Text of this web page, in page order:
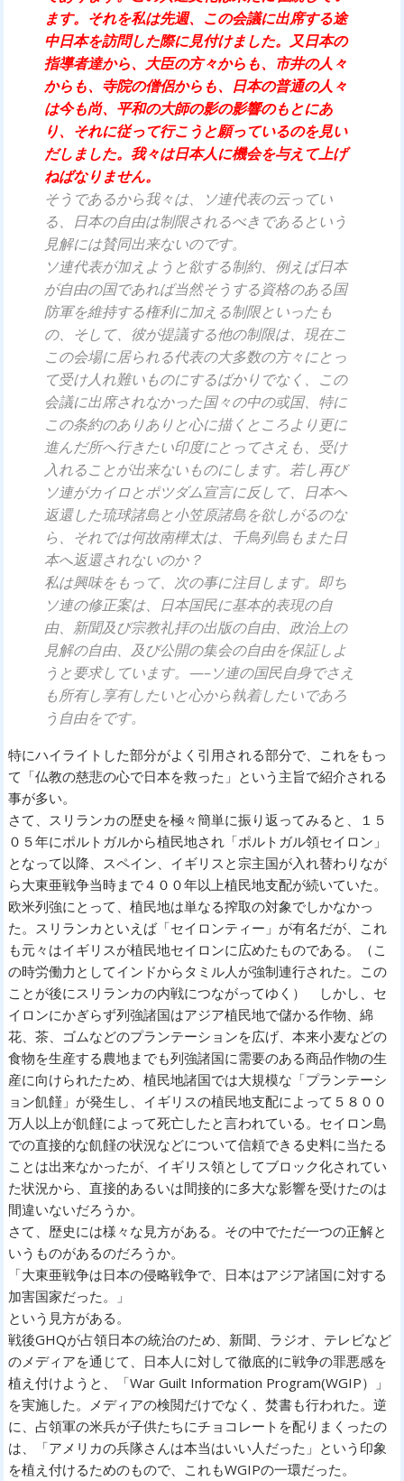
ます。それを私は先週、この会議に出席する途
中日本を訪問した際に見付けました。又日本の
指導者達から、大臣の方々からも、市井の人々
からも、寺院の僧侶からも、日本の普通の人々
は今も尚、平和の大師の影の影響のもとにあ
り、それに従って行こうと願っているのを見い
だしました。我々は日本人に機会を与えて上げ
ねばなりません。
そうであるから我々は、ソ連代表の云ってい
る、日本の自由は制限されるべきであるという
見解には賛同出来ないのです。
ソ連代表が加えようと欲する制約、例えば日本
が自由の国であれば当然そうする資格のある国
防軍を維持する権利に加える制限といったも
の、そして、彼が提議する他の制限は、現在こ
この会場に居られる代表の大多数の方々にとっ
て受け人れ難いものにするばかりでなく、この
会議に出席されなかった国々の中の或国、特に
この条約のありありと心に描くところより更に
進んだ所へ行きたい印度にとってさえも、受け
入れることが出来ないものにします。若し再び
ソ連がカイロとポツダム宣言に反して、日本へ
返還した琉球諸島と小笠原諸島を欲しがるのな
ら、それでは何故南樺太は、千鳥列島もまた日
本へ返還されないのか？
私は興味をもって、次の事に注目します。即ち
ソ連の修正案は、日本国民に基本的表現の自
由、新聞及び宗教礼拝の出版の自由、政治上の
見解の自由、及び公開の集会の自由を保証しよ
うと要求しています。—–ソ連の国民自身でさえ
も所有し享有したいと心から執着したいであろ
う自由をです。
特にハイライトした部分がよく引用される部分で、これをもっ
て「仏教の慈悲の心で日本を救った」という主旨で紹介される
事が多い。
さて、スリランカの歴史を極々簡単に振り返ってみると、１５
０５年にポルトガルから植民地され「ポルトガル領セイロン」
となって以降、スペイン、イギリスと宗主国が入れ替わりなが
ら大東亜戦争当時まで４００年以上植民地支配が続いていた。
欧米列強にとって、植民地は単なる搾取の対象でしかなかっ
た。スリランカといえば「セイロンティー」が有名だが、これ
も元々はイギリスが植民地セイロンに広めたものである。（こ
の時労働力としてインドからタミル人が強制連行された。この
ことが後にスリランカの内戦につながってゆく） しかし、セ
イロンにかぎらず列強諸国はアジア植民地で儲かる作物、綿
花、茶、ゴムなどのプランテーションを広げ、本来小麦などの
食物を生産する農地までも列強諸国に需要のある商品作物の生
産に向けられたため、植民地諸国では大規模な「プランテーシ
ョン飢饉」が発生し、イギリスの植民地支配によって５８００
万人以上が飢饉によって死亡したと言われている。セイロン島
での直接的な飢饉の状況などについて信頼できる史料に当たる
ことは出来なかったが、イギリス領としてブロック化されてい
た状況から、直接的あるいは間接的に多大な影響を受けたのは
間違いないだろうか。
さて、歴史には様々な見方がある。その中でただ一つの正解と
いうものがあるのだろうか。
「大東亜戦争は日本の侵略戦争で、日本はアジア諸国に対する
加害国家だった。」
という見方がある。
戦後GHQが占領日本の統治のため、新聞、ラジオ、テレビなど
のメディアを通じて、日本人に対して徹底的に戦争の罪悪感を
植え付けようと、「War Guilt Information Program(WGIP）」
を実施した。メディアの検閲だけでなく、焚書も行われた。逆
に、占領軍の米兵が子供たちにチョコレートを配りまくったの
は、「アメリカの兵隊さんは本当はいい人だった」という印象
を植え付けるためのもので、これもWGIPの一環だった。